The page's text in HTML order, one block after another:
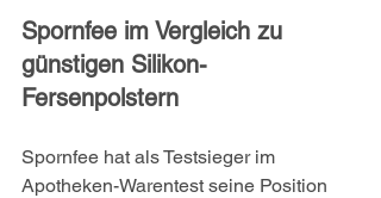
Spornfee im Vergleich zu
günstigen Silikon-
Fersenpolstern
Spornfee hat als Testsieger im
Apotheken-Warentest seine Position